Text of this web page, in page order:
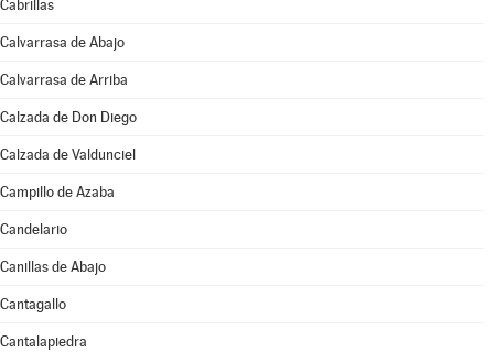
Cabrillas
Calvarrasa de Abajo
Calvarrasa de Arriba
Calzada de Don Diego
Calzada de Valdunciel
Campillo de Azaba
Candelario
Canillas de Abajo
Cantagallo
Cantalapiedra